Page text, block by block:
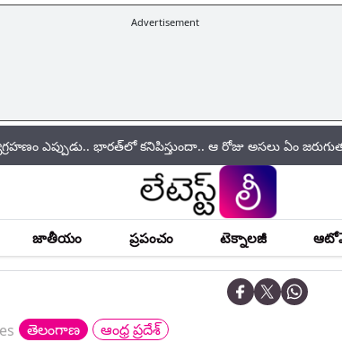
Advertisement
భారత్‌లో కనిపిస్తుందా.. ఆ రోజు అసలు ఏం జరుగుతుంది.. |
జాతీయం ప్రపంచం టెక్నాలజీ
తెలంగాణ ఆంధ్ర ప్రదేశ్